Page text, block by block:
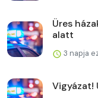
Üres
alatt
3 napja
Vigyázat!